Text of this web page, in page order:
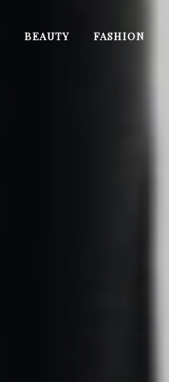
BEAUTY FASHION